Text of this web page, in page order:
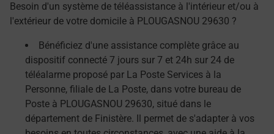
Besoin d'un système de téléassistance à l'intérieur et/ou à
l'extérieur de votre domicile à PLOUGASNOU 29630 ?
Bénéficiez d'une assistance complète grâce au
dispositif connecté 7 jours sur 7 et 24h sur 24 de
téléalarme proposé par La Poste Services à la
Personne, filiale de La Poste, dans votre bureau de
Poste à PLOUGASNOU 29630, situé dans le
département de Finistère. Il permet de s'adapter à vos